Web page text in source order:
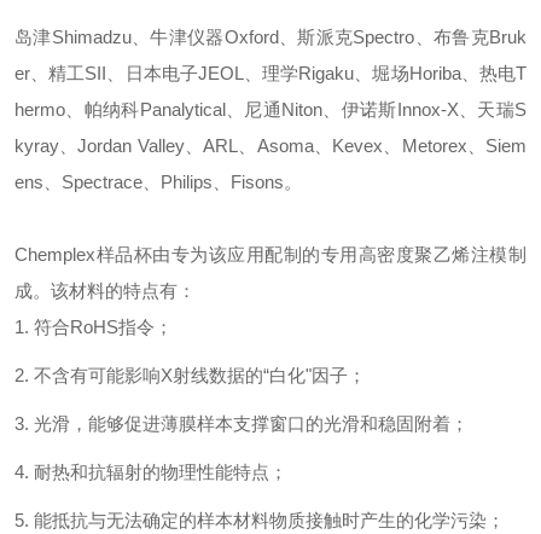
岛津Shimadzu、牛津仪器Oxford、斯派克Spectro、布鲁克Bruk
er、精工SII、日本电子JEOL、理学Rigaku、堀场Horiba、热电T
hermo、帕纳科Panalytical、尼通Niton、伊诺斯Innox-X、天瑞S
kyray、Jordan Valley、ARL、Asoma、Kevex、Metorex、Siem
ens、Spectrace、Philips、Fisons。
Chemplex样品杯由专为该应用配制的专用高密度聚乙烯注模制
成。该材料的特点有：
1. 符合RoHS指令；
2. 不含有可能影响X射线数据的“白化"因子；
3. 光滑，能够促进薄膜样本支撑窗口的光滑和稳固附着；
4. 耐热和抗辐射的物理性能特点；
5. 能抵抗与无法确定的样本材料物质接触时产生的化学污染；